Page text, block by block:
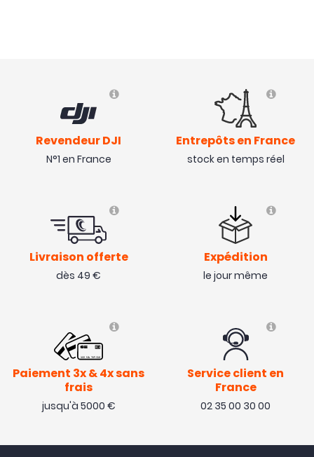
Revendeur DJI
N°1 en France
Entrepôts en France
stock en temps réel
Livraison offerte
dès 49 €
Expédition
le jour même
Paiement 3x & 4x sans
frais
jusqu'à 5000 €
Service client en
France
02 35 00 30 00